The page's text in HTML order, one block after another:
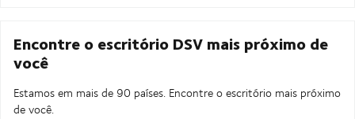
Encontre o escritório DSV mais próximo de
você
Estamos em mais de 90 países. Encontre o escritório mais próximo
de você.